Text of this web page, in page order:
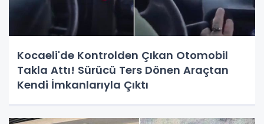
Kocaeli'de Kontrolden Çıkan Otomobil
Takla Attı! Sürücü Ters Dönen Araçtan
Kendi İmkanlarıyla Çıktı